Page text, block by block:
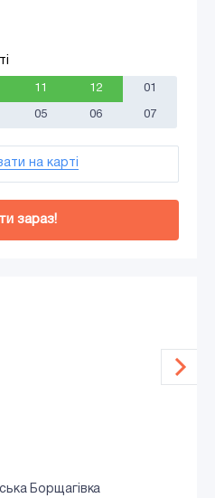
11 12 01
05 06 07
на карті
зараз!
Борщагівка